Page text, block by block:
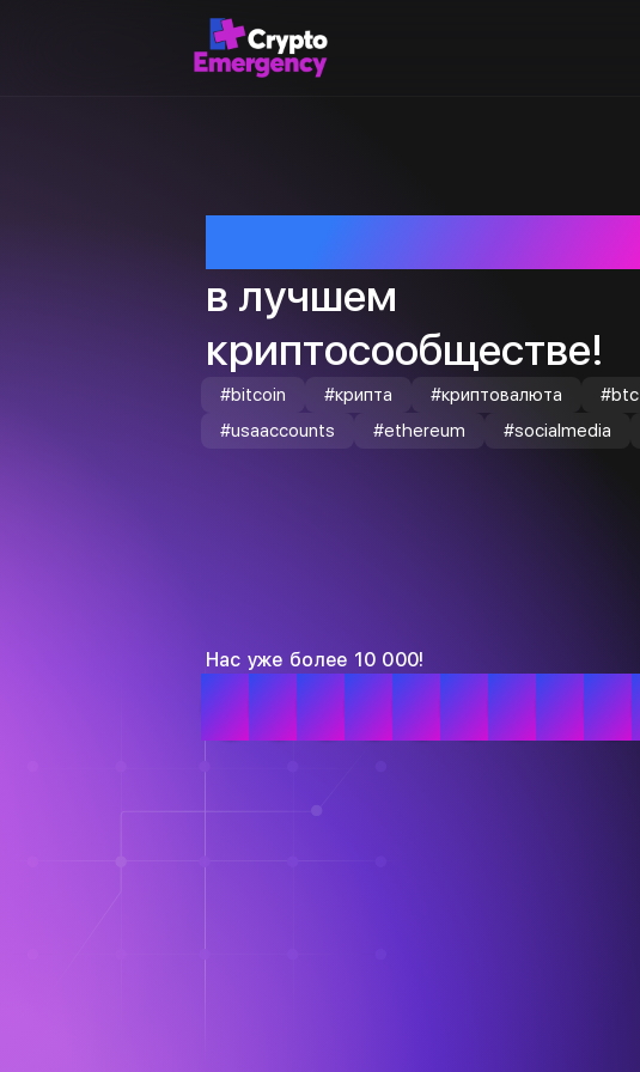
в лучшем
криптосообществе!
#bitcoin #крипта #криптовалюта
#btc
#usaaccounts
#ethereum #socialmedia
Нас уже более 10 000!